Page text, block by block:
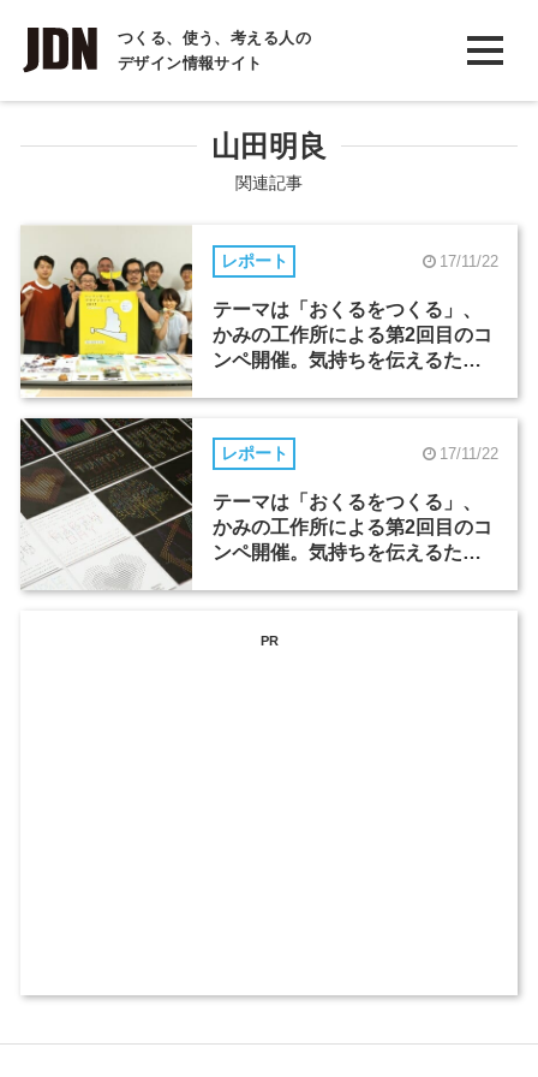
つくる、使う、考える人の
デザイン情報サイト
INTERVIEW
インタビュー
COLUMN
コラム
山田明良
関連記事
レポート 17/11/22
テーマは「おくるをつくる」、
かみの工作所による第2回目のコ
ンペ開催。気持ちを伝えるため
レポート 17/11/22
テーマは「おくるをつくる」、
かみの工作所による第2回目のコ
ンペ開催。気持ちを伝えるため
PR